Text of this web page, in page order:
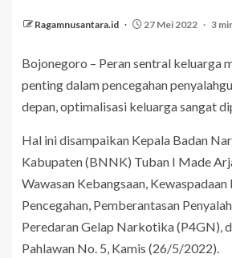
Ragamnusantara.id 27 Mei 2022 3
Bojonegoro – Peran sentral keluarga
penting dalam pencegahan
depan, optimalisasi keluarga sangat
Hal ini disampaikan Kepala Badan
Kabupaten (BNNK) Tuban I Made
Wawasan Kebangsaan, Kewaspadaan
Pencegahan, Pemberantasan
Peredaran Gelap Narkotika (P4GN),
Pahlawan No. 5, Kamis (26/5/2022).